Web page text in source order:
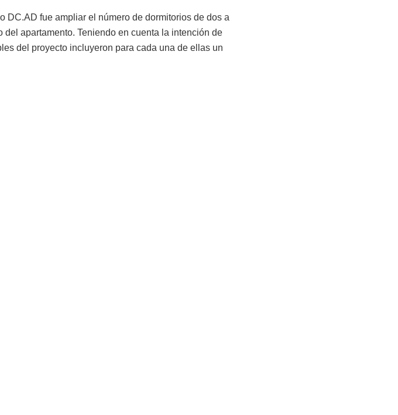
DC.AD fue ampliar el número de dormitorios de dos a
apartamento. Teniendo en cuenta la intención de
del proyecto incluyeron para cada una de ellas un